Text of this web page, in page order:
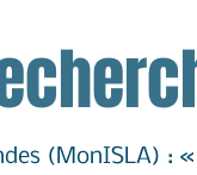
(MonISLA) :